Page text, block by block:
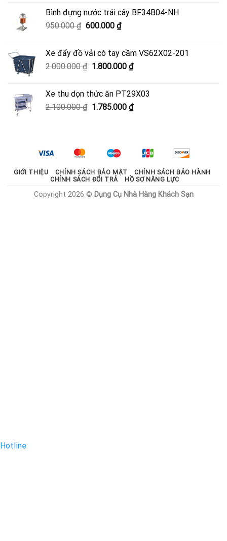
3.700.000 ₫.là:
Bình đựng nước trái cây BF34B04-NH
950.000₫ Giá
950.000 ₫.
600.000 ₫Giá
là:
600.000 ₫.
Xe đẩy đồ vải có tay cầm VS62X02-201
2.000.000₫ Giá
2.000.000 ₫.
1.800.000 ₫Giá
là:
1.800.000 ₫.
Xe thu dọn thức ăn PT29X03
2.100.000₫ Giá
1.785.000 ₫Giá
1.785.000 ₫.
GIỚI THIỆU CHÍNH SÁCH BẢO MẬT
CHÍNH SÁCH BẢO HÀNH
CHÍNH SÁCH ĐỔI TRẢ
HỒ SƠ NĂNG LỰC
Copyright 2026 © Dụng Cụ Nhà Hàng Khách Sạn
Hotline